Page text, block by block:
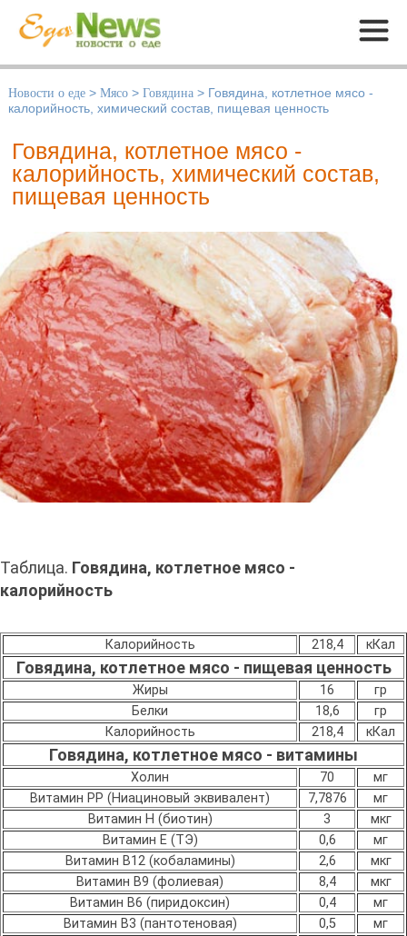
Меню
Новости о еде > Мясо > Говядина > Говядина, котлетное мясо -
калорийность, химический состав, пищевая ценность
Говядина, котлетное мясо -
калорийность, химический состав,
пищевая ценность
Таблица. Говядина, котлетное мясо -
калорийность
Калорийность 218,4 кКал
Говядина, котлетное мясо - пищевая ценность
Жиры 16
гр
Белки
18,6
гр
Калорийность
218,4 кКал
Говядина, котлетное мясо - витамины
Холин 70
мг
Витамин PP (Ниациновый эквивалент)
7,7876
мг
Витамин H (биотин)
3
мкг
Витамин E (ТЭ)
0,6
мг
Витамин B12 (кобаламины)
2,6
мкг
Витамин B9 (фолиевая)
8,4
мкг
Витамин B6 (пиридоксин)
0,4
мг
Витамин B3 (пантотеновая)
0,5
мг